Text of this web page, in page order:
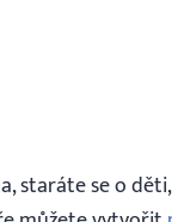
staráte se o